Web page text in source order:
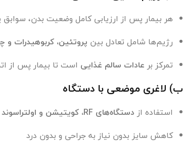
هر بیمار پس از ارزیابی کامل وضعیت بدن،
رژیم‌ها شامل تعادل بین پروتئین، کربوهیدرات و
تمرکز بر عادات سالم غذایی است تا بیمار پس از
ب) لاغری موضعی با دستگاه
استفاده از دستگاه‌های RF، کویتیشن و اولتراسوند
کاهش سایز بدون نیاز به جراحی و بدون درد